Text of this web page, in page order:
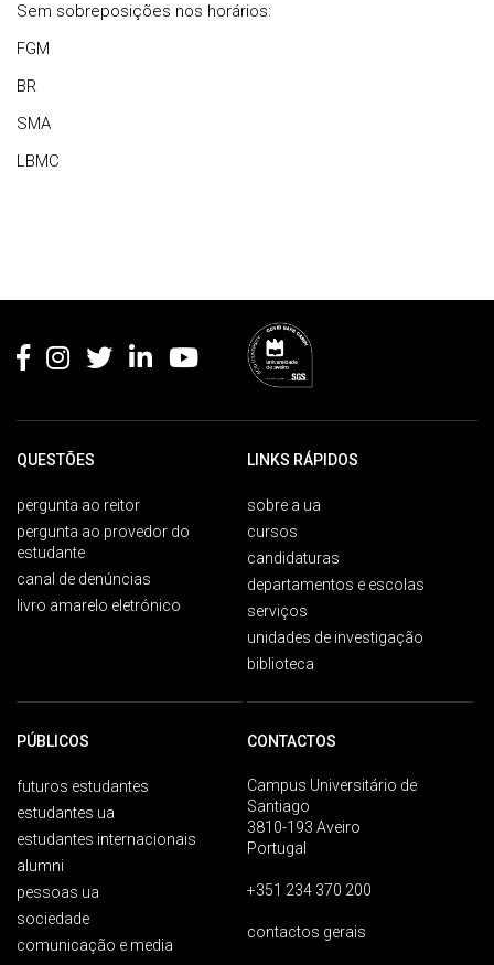
Sem sobreposições nos horários:
FGM
BR
SMA
LBMC
QUESTÕES
pergunta ao reitor
pergunta ao provedor do
estudante
canal de denúncias
livro amarelo eletrónico
LINKS RÁPIDOS
sobre a ua
cursos
candidaturas
departamentos e escolas
serviços
unidades de investigação
biblioteca
PÚBLICOS
futuros estudantes
estudantes ua
estudantes internacionais
alumni
pessoas ua
sociedade
comunicação e media
CONTACTOS
Campus Universitário de
Santiago
3810-193 Aveiro
Portugal
+351 234 370 200
contactos gerais